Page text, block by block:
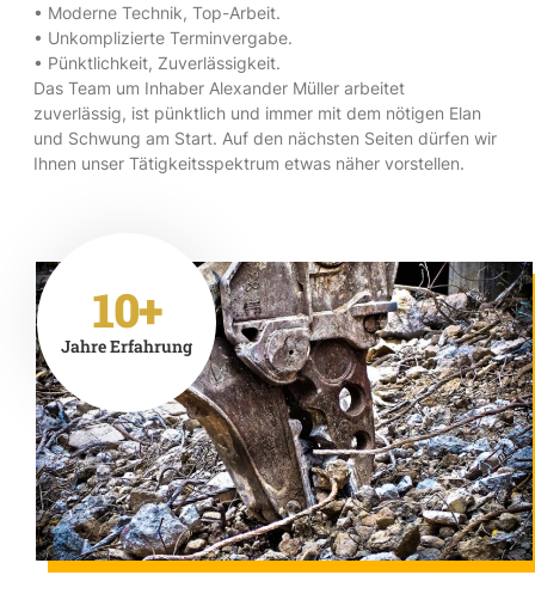
• Moderne Technik, Top-Arbeit.
• Unkomplizierte Terminvergabe.
• Pünktlichkeit, Zuverlässigkeit.
Das Team um Inhaber Alexander Müller arbeitet
zuverlässig, ist pünktlich und immer mit dem nötigen Elan
und Schwung am Start. Auf den nächsten Seiten dürfen wir
Ihnen unser Tätigkeitsspektrum etwas näher vorstellen.
10+
Jahre Erfahrung